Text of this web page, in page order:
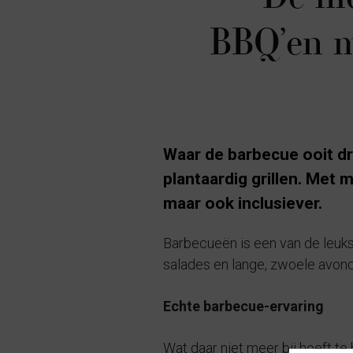
BBQ’en
Waar de barbecue ooit
plantaardig grillen. Met
maar ook inclusiever.
Barbecueën is een van de
salades en lange, zwoele
Echte barbecue-ervaring
Wat daar niet meer bij hoeft